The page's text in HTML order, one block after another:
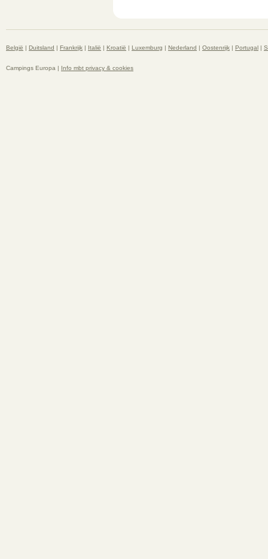
België | Duitsland | Frankrijk | Italië | Kroatië | Luxemburg | Nederland | Oostenrijk | Portugal |
Campings Europa | Info mbt privacy & cookies